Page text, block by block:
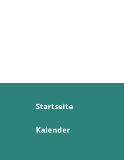
Startseite
Kalender